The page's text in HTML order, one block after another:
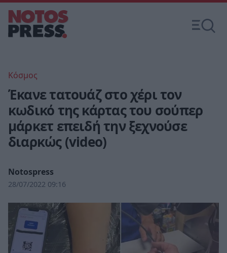
Κόσμος
Έκανε τατουάζ στο χέρι τον
κωδικό της κάρτας του σούπερ
μάρκετ επειδή την ξεχνούσε
διαρκώς (video)
Notospress
28/07/2022 09:16